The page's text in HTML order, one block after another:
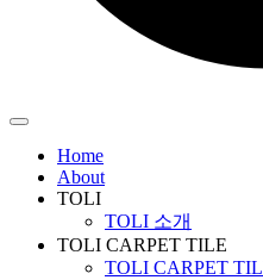
Home
About
TOLI
TOLI 소개
TOLI CARPET TILE
TOLI CARPET